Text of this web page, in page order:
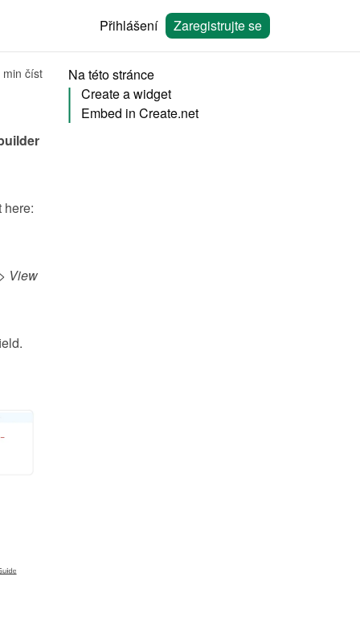
Přihlášení Zaregistrujte se
min číst
You can embed calendars from Bookingmood in the no-code website builder
View
Na této stránce
Create a widget
Embed in Create.net